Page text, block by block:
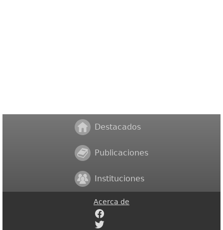
Destacados
Publicaciones
Instituciones
Acerca de